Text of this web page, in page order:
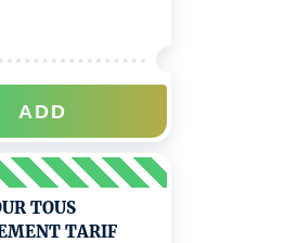
ADD
TOUS
TARIF